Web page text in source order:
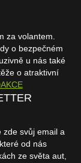
za volantem.
o bezpečném
u nás také
o atraktivní
zde svůj email a
od nás
ze světa aut,